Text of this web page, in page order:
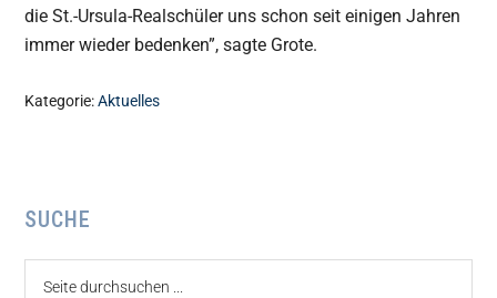
die St.-Ursula-Realschüler uns schon seit einigen Jahren
immer wieder bedenken”, sagte Grote.
Kategorie:Aktuelles
Seitenspalte
SUCHE